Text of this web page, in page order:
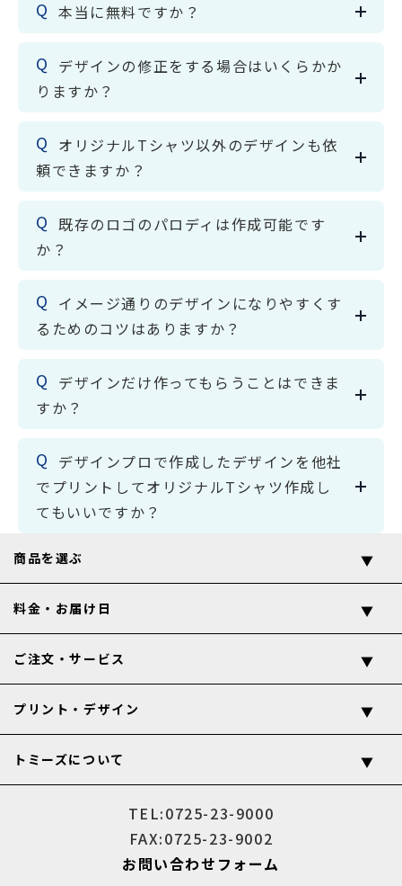
本当に無料ですか？
デザインの修正をする場合はいくらかか
りますか？
オリジナルTシャツ以外のデザインも依
頼できますか？
既存のロゴのパロディは作成可能です
か？
イメージ通りのデザインになりやすくす
るためのコツはありますか？
デザインだけ作ってもらうことはできま
すか？
デザインプロで作成したデザインを他社
でプリントしてオリジナルTシャツ作成し
てもいいですか？
商品を選ぶ
料金・お届け日
ご注文・サービス
プリント・デザイン
トミーズについて
TEL:0725-23-9000
FAX:0725-23-9002
お問い合わせフォーム